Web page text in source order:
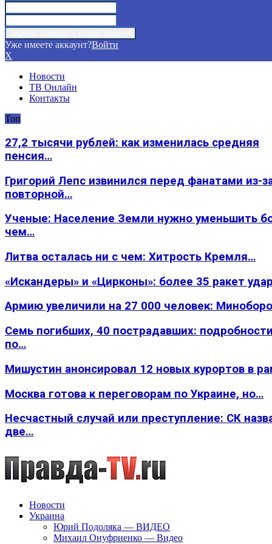
Уже имеете аккаунт?Войти
X
Новости
ТВ Онлайн
Контакты
Топ
27,2 тысячи рублей: как изменилась средняя
пенсия…
Григорий Лепс извинился перед фанатами из-
повторной…
Ученые: Население Земли нужно уменьшить
чем…
Литва осталась ни с чем: Хитрость Кремля…
«Искандеры» и «Цирконы»: более 35 ракет
Армию увеличили на 27 000 человек:
Семь погибших, 40 пострадавших:
по…
Мишустин анонсировал 12 новых курортов в
Москва готова к переговорам по Украине, но…
Несчастный случай или преступление: СК
две…
Новости
Украина
Юрий Подоляка — ВИДЕО
Михаил Онуфриенко — Видео